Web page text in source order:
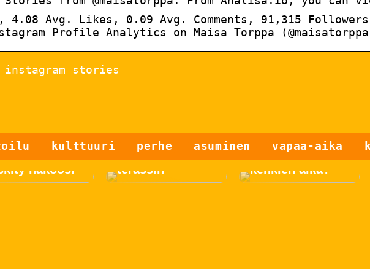
4.08 Avg. Likes, 0.09 Avg. Comments, 91,315
Profile Analytics on Maisa Torppa
instagram stories
kulttuuri perhe asuminen vapaa-aika
Odder –
näköosi
Näin saat
kauniin puisen
terassin
Onko uusien
kenkien aika?